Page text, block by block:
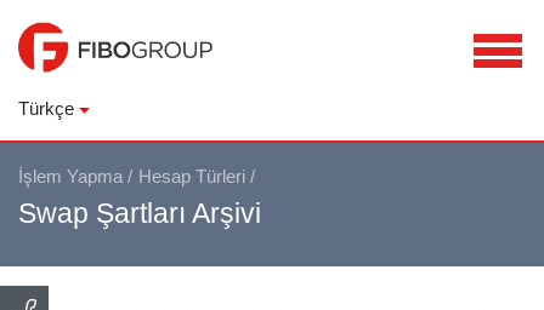
Türkçe
İşlem Yapma / Hesap Türleri /
Swap Şartları Arşivi